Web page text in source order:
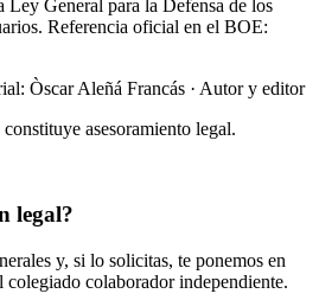
Ley General para la Defensa de los
Referencia oficial en el BOE:
Òscar Aleñá Francás · Autor y editor
asesoramiento legal.
legal?
y, si lo solicitas, te ponemos en
colaborador independiente.